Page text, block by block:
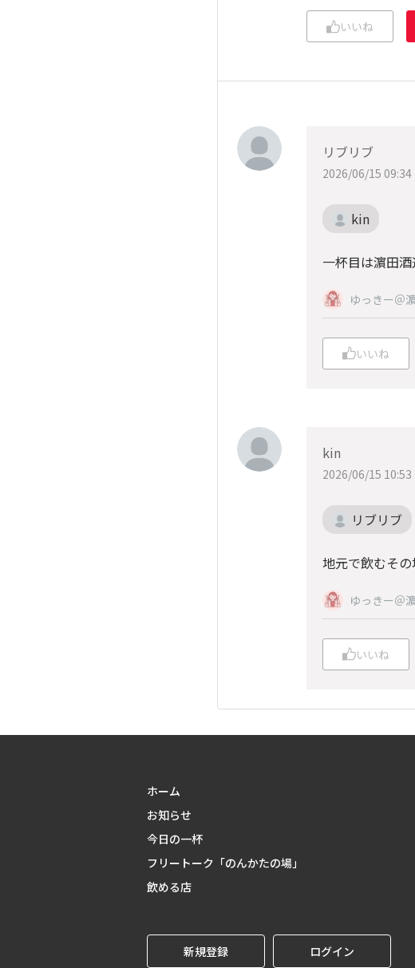
いいね
リブリブ
2026/06/15 09:34
kin
一杯目は濵田
ゆっきー＠
いいね
kin
2026/06/15 10:53
リブリブ
地元で飲むそ
ゆっきー＠
いいね
ホーム
お知らせ
今日の一杯
フリートーク「のんかたの場」
飲める店
新規登録 ログイン